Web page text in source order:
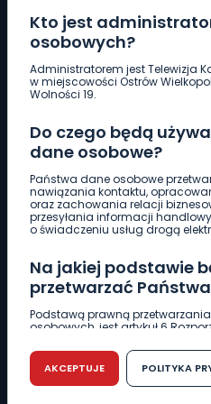
Kto jest
osobowych?
Administratorem jest Telewizja
w miejscowości Ostrów
Wolności 19.
Do czego będą
dane osobowe?
Państwa dane osobowe
nawiązania kontaktu,
oraz zachowania relacji
przesyłania informacji
o świadczeniu usług drogą
Na jakiej podstawie
przetwarzać
Podstawą prawną
osobowych, jest artykuł 6
r. w sprawie ochrony osób
przetwarzaniem danych
swobodnego przepływu takich
dyrektywy 95/46/WE (RODO).
AKCEPTUJE POLITYKA
Pobierz logotyp
661 997 997
REDAKCJA
62 735 22 22
DZIAŁ REKLAMY
62 735 01 85
WIADOMOŚCI
CIEKAWOSTKI